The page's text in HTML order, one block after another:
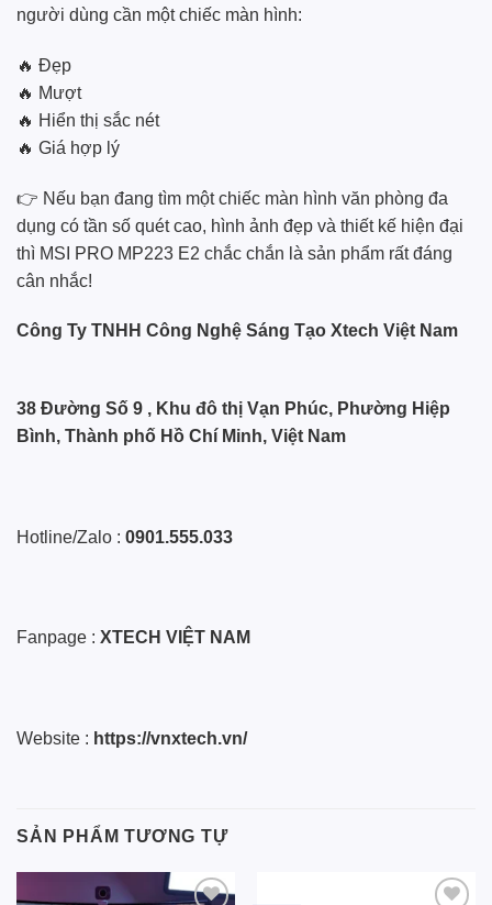
người dùng cần một chiếc màn hình:
🔥 Đẹp
🔥 Mượt
🔥 Hiển thị sắc nét
🔥 Giá hợp lý
👉 Nếu bạn đang tìm một chiếc màn hình văn phòng đa
dụng có tần số quét cao, hình ảnh đẹp và thiết kế hiện đại
thì MSI PRO MP223 E2 chắc chắn là sản phẩm rất đáng
cân nhắc!
Công Ty TNHH Công Nghệ Sáng Tạo Xtech Việt Nam
38 Đường Số 9 , Khu đô thị Vạn Phúc, Phường Hiệp
Bình, Thành phố Hồ Chí Minh, Việt Nam
Hotline/Zalo : 0901.555.033
Fanpage : XTECH VIỆT NAM
Website : https://vnxtech.vn/
SẢN PHẨM TƯƠNG TỰ